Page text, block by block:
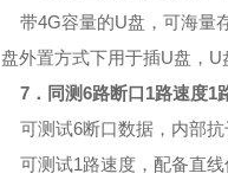
带4G容量的U盘，可海量
盘外置方式下用于插U盘，U
7．同测6路断口1路速度1
可测试6断口数据，内部抗
可测试1路速度，配备直线